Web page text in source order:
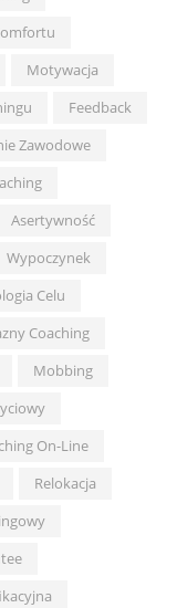
Motywacja
Feedback
Zawodowe
Asertywność
Wypoczynek
Celu
Coaching
Mobbing
On-Line
Relokacja